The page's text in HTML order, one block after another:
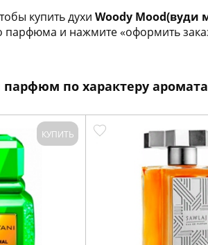
купить духи Woody Mood(вуди
парфюма и нажмите «оформить
по характеру аромата
КУПИТЬ